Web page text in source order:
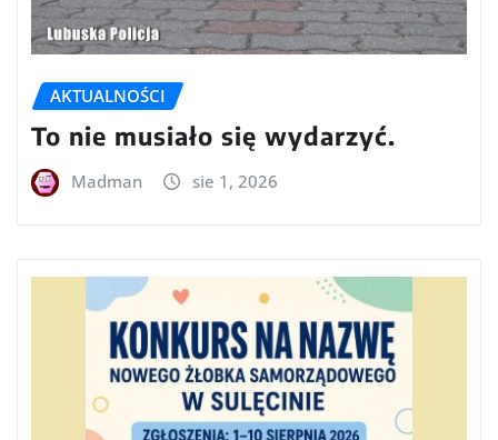
AKTUALNOŚCI
To nie musiało się wydarzyć.
Madman sie 1, 2026